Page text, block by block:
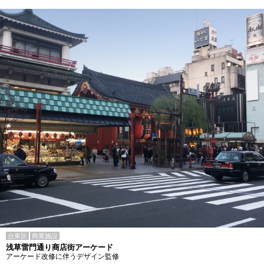
台東区 商業施設
浅草雷門通り商店街アーケード
アーケード改修に伴うデザイン監修